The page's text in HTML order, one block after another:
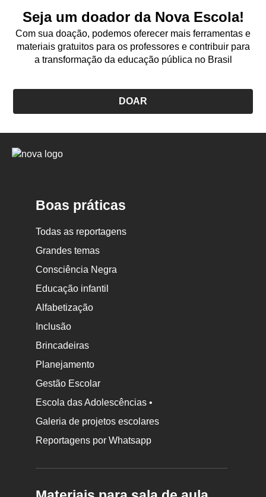
Seja um doador da Nova Escola!
Com sua doação, podemos oferecer mais ferramentas e
materiais gratuitos para os professores e contribuir para
a transformação da educação pública no Brasil
DOAR
Logo
Boas práticas
Todas as reportagens
Grandes temas
Consciência Negra
Educação infantil
Alfabetização
Inclusão
Brincadeiras
Planejamento
Gestão Escolar
Escola das Adolescências •
Galeria de projetos escolares
Reportagens por Whatsapp